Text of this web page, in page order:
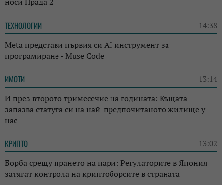
ТЕХНОЛОГИИ 14:38
Meta представи първия си AI инструмент за
програмиране - Muse Code
ИМОТИ 13:14
И през второто тримесечие на годината: Къщата
запазва статута си на най-предпочитаното жилище у
нас
КРИПТО 13:02
Борба срещу прането на пари: Регулаторите в Япония
затягат контрола на криптоборсите в страната